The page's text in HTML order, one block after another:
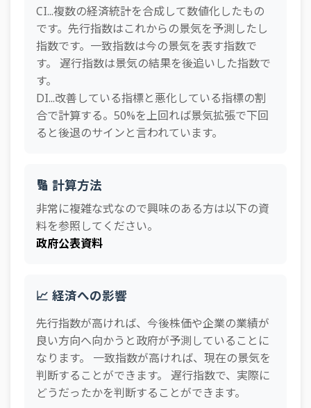
CI...複数の経済統計を合成して数値化したもの
です。先行指数はこれからの景気を予測したし
指数です。一致指数は今の景気を表す指数で
す。 遅行指数は景気の結果を後追いした指数で
す。
DI...改善している指標と悪化している指標の割
合で計算する。50%を上回れば景気拡張で下回
ると後退のサインと言われています。
🔢 計算方法
非常に複雑な式なので興味のある方は以下の資
料を参照してください。
政府公表資料
📈 経済への影響
先行指数が高ければ、今後株価や企業の業績が
良い方向へ向かうと政府が予測していることに
なります。 一致指数が高ければ、現在の景気を
判断することができます。 遅行指数で、実際に
どうだったかを判断することができます。